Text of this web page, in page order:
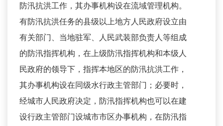
防汛抗洪工作，其办事机构设在流域管理机构。
有防汛抗洪任务的县级以上地方人民政府设立由
有关部门、当地驻军、人民武装部负责人等组成
的防汛指挥机构，在上级防汛指挥机构和本级人
民政府的领导下，指挥本地区的防汛抗洪工作，
其办事机构设在同级水行政主管部门；必要时，
经城市人民政府决定，防汛指挥机构也可以在建
设行政主管部门设城市市区办事机构，在防汛指